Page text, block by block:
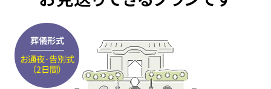
葬儀形式
お通夜･告別式
（2日間）